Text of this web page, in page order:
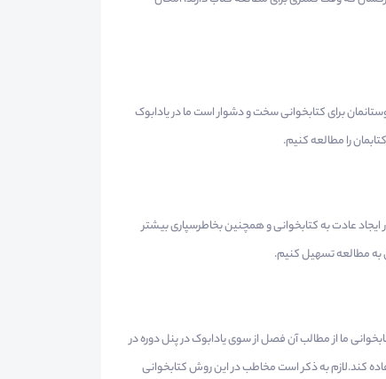
برای کتابخوانی سخت و دشوار است ما در یادابوک
عادت به کتابخوانی و همچنین بخاطرسپاری بیشتر
به مطالعه تسهیل کنیم.
ما از مطالب آن فصل از سوی یادابوک در پنل دوره در
کند.لازم به ذکر است مخاطب در این روش کتابخوانی